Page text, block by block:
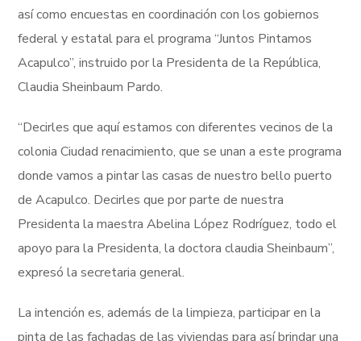
así como encuestas en coordinación con los gobiernos
federal y estatal para el programa “Juntos Pintamos
Acapulco”, instruido por la Presidenta de la República,
Claudia Sheinbaum Pardo.
“Decirles que aquí estamos con diferentes vecinos de la
colonia Ciudad renacimiento, que se unan a este programa
donde vamos a pintar las casas de nuestro bello puerto
de Acapulco. Decirles que por parte de nuestra
Presidenta la maestra Abelina López Rodríguez, todo el
apoyo para la Presidenta, la doctora claudia Sheinbaum”,
expresó la secretaria general.
La intención es, además de la limpieza, participar en la
pinta de las fachadas de las viviendas para así brindar una